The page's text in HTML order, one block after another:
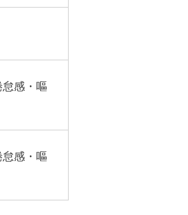
怠感・嘔
怠感・嘔